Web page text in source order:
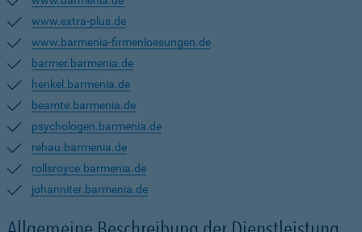
www.extra-plus.de
www.barmenia-firmenloesungen.de
barmer.barmenia.de
henkel.barmenia.de
beamte.barmenia.de
psychologen.barmenia.de
rehau.barmenia.de
rollsroyce.barmenia.de
johanniter.barmenia.de